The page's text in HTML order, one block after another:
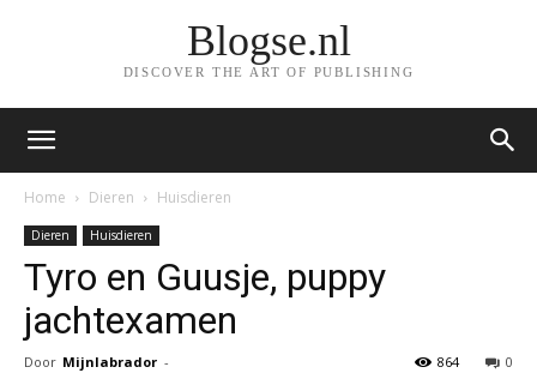
Blogse.nl
DISCOVER THE ART OF PUBLISHING
Home Dieren Huisdieren
Dieren Huisdieren
Tyro en Guusje, puppy
jachtexamen
Door Mijnlabrador - 0
864